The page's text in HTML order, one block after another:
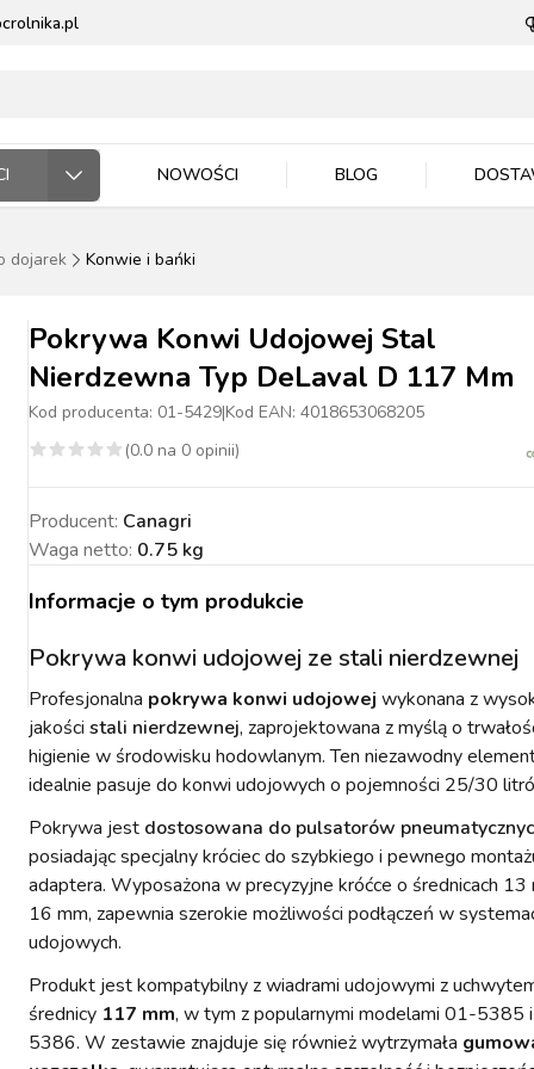
WIADRA,
I
ARTYKUŁY
TECHNICZNE
ZAKISZANIE
PIES KOT PTAKI
MASZYNKI DO
STRZYŻENIA
DLA
KONIA
PAKUJEMY SIĘ NA
ZAWODY
ZWALCZANIE
SZKODNIKÓW
MUCHY W STAJNI.
NOWOŚCI KERBL
NAWOZY ZIEMIA I PODŁOŻA
BYDŁO TRZODA DRÓB
POMIAROWE
WETERYNARIA
BYDŁO TRZODA DRÓB
NOWOŚCI BLOG
dojarek Konwie i bańki
Pokrywa Konwi Udojowej Stal
Nierdzewna Typ DeLaval D 117 Mm
Kod producenta: 01-5429|Kod EAN: 4018653068205
(0.0 na 0 opinii)
Producent: Canagri
Waga netto: 0.75 kg
Informacje o tym produkcie
Pokrywa konwi udojowej ze stali nierdzewnej
Profesjonalna pokrywa konwi udojowej wykonana z
jakości stali nierdzewnej, zaprojektowana z myślą o
higienie w środowisku hodowlanym. Ten niezawodny
idealnie pasuje do konwi udojowych o pojemności 25/30
Pokrywa jest dostosowana do pulsatorów
posiadając specjalny króciec do szybkiego i pewnego
adaptera. Wyposażona w precyzyjne króćce o średnicach 13
16 mm, zapewnia szerokie możliwości podłączeń w
udojowych.
Produkt jest kompatybilny z wiadrami udojowymi z
średnicy 117 mm, w tym z popularnymi modelami 01-5385
5386. W zestawie znajduje się również wytrzymała